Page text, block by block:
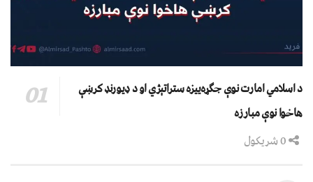
د اسلامي امارت نوې جګړه‌ییزه ستراتېژي او د ډیورنډ کرښې
هاخوا نوې مبارزه